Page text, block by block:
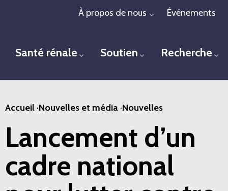
principal
À propos de nous Toggle menu
Événements
Santé rénale Toggle menu
Soutien Toggle menu
Recherche
Accueil ·Nouvelles et média ·Nouvelles
Lancement d’un
cadre national